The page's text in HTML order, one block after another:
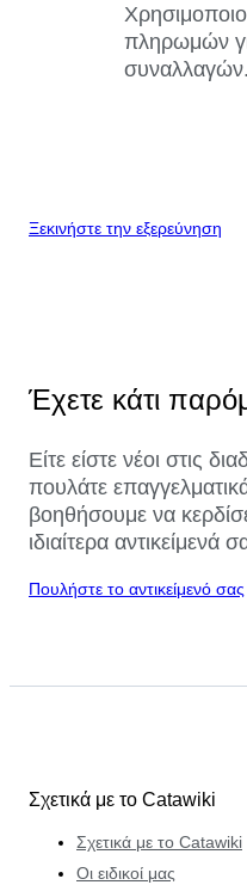
πληρωμών
συναλλαγών.
Ξεκινήστε την εξερεύνηση
Έχετε κάτι
Είτε είστε νέοι στις
πουλάτε
βοηθήσουμε να
ιδιαίτερα αντικείμενά
Πουλήστε το αντικείμενό σας
Σχετικά με το Catawiki
Σχετικά με το Catawiki
Οι ειδικοί μας